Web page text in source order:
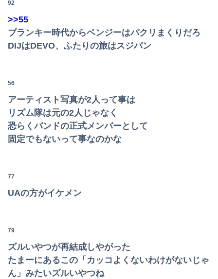
92
>>55
ブランキー時代からベンジーはパクリまくりだろ
DIJはDEVO、ふたりの旅はスジバン
56
アーティスト写真が2人って事は
リズム隊は元の2人じゃなく
恐らくバンドの正式メンバーとして
固定でもないって事なのかな
77
UAの方がイケメン
79
ズルいやつが再結成しやがった
たまーにあるこの「カッコよくないわけがないじゃ
ん」みたいズルいやつね